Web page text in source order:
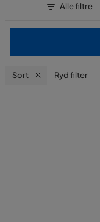
Alle filtre
Sort Ryd filter